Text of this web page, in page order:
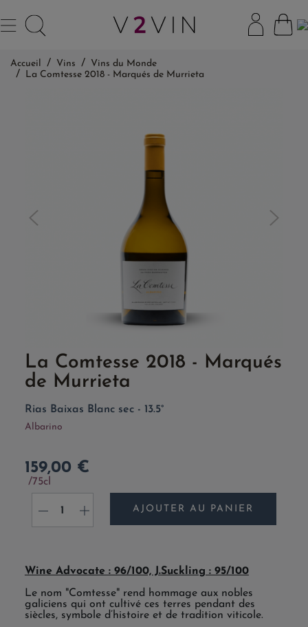
Accueil Vins
Vins du Monde
La Comtesse 2018 - Marqués de Murrieta
La Comtesse 2018 - Marqués
de Murrieta
Rias Baixas Blanc sec - 13.5°
Albarino
159,00 €
75cl
- + AJOUTER AU PANIER
Wine Advocate : 96/100, J.Suckling : 95/100
Le nom "Comtesse" rend hommage aux nobles
galiciens qui ont cultivé ces terres pendant des
siècles, symbole d’histoire et de tradition viticole.